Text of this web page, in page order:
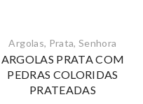
Argolas, Prata,Senhora
ARGOLAS PRATA COM
PEDRAS COLORIDAS
PRATEADAS